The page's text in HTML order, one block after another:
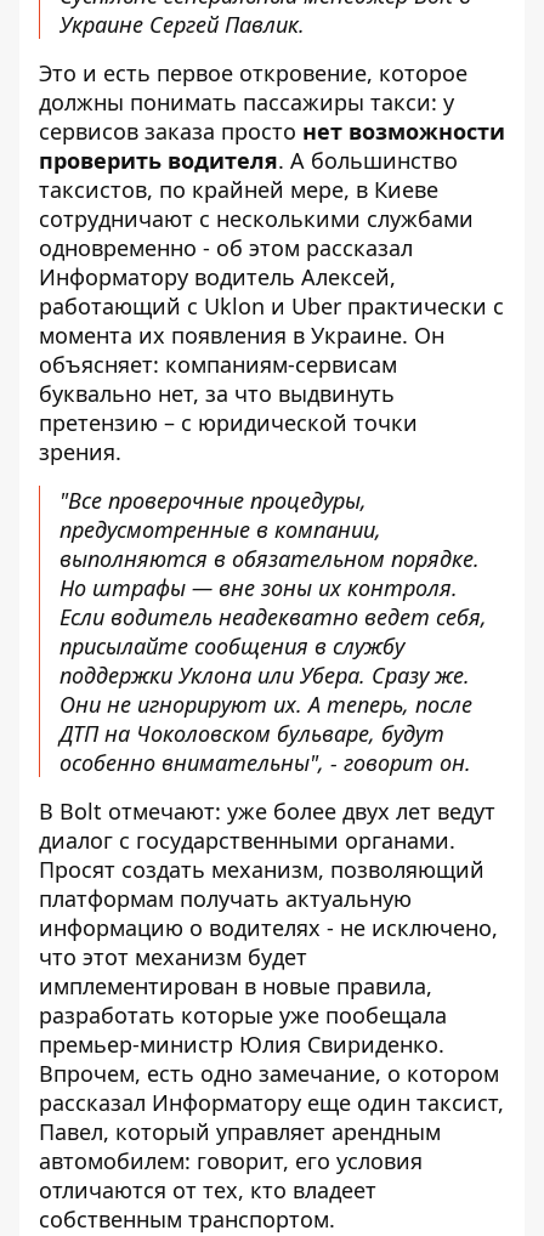
Украине Сергей Павлик.
Это и есть первое откровение, которое
должны понимать пассажиры такси: у
сервисов заказа просто нет возможности
проверить водителя. А большинство
таксистов, по крайней мере, в Киеве
сотрудничают с несколькими службами
одновременно - об этом рассказал
Информатору водитель Алексей,
работающий с Uklon и Uber практически с
момента их появления в Украине. Он
объясняет: компаниям-сервисам
буквально нет, за что выдвинуть
претензию – с юридической точки
зрения.
"Все проверочные процедуры,
предусмотренные в компании,
выполняются в обязательном порядке.
Но штрафы — вне зоны их контроля.
Если водитель неадекватно ведет себя,
присылайте сообщения в службу
поддержки Уклона или Убера. Сразу же.
Они не игнорируют их. А теперь, после
ДТП на Чоколовском бульваре, будут
особенно внимательны", - говорит он.
В Bolt отмечают: уже более двух лет ведут
диалог с государственными органами.
Просят создать механизм, позволяющий
платформам получать актуальную
информацию о водителях - не исключено,
что этот механизм будет
имплементирован в новые правила,
разработать которые уже пообещала
премьер-министр Юлия Свириденко.
Впрочем, есть одно замечание, о котором
рассказал Информатору еще один таксист,
Павел, который управляет арендным
автомобилем: говорит, его условия
отличаются от тех, кто владеет
собственным транспортом.